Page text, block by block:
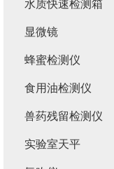
水质快速检测箱
显微镜
蜂蜜检测仪
食用油检测仪
兽药残留检测仪
实验室天平